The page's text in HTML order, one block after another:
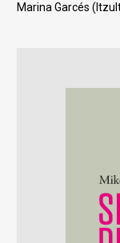
Marina Garcés